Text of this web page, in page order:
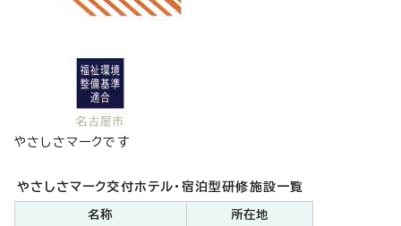
やさしさマークです
やさしさマーク交付ホテル・宿泊型研修施設一覧
名称 所在地